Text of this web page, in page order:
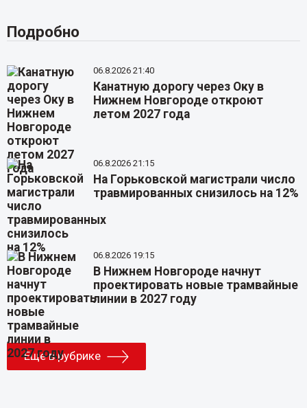
Подробно
06.8.2026 21:40
Канатную дорогу через Оку в
Нижнем Новгороде откроют
летом 2027 года
06.8.2026 21:15
На Горьковской магистрали число
травмированных снизилось на 12%
06.8.2026 19:15
В Нижнем Новгороде начнут
проектировать новые трамвайные
линии в 2027 году
Еще в рубрике